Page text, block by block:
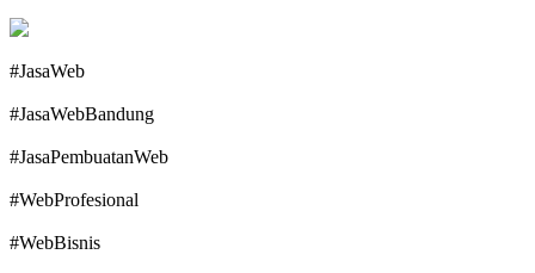
#JasaWeb
#JasaWebBandung
#JasaPembuatanWeb
#WebProfesional
#WebBisnis